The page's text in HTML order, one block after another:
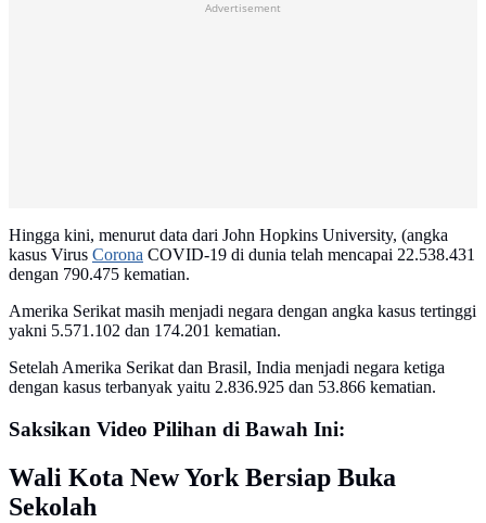
Advertisement
Hingga kini, menurut data dari John Hopkins University, (angka
kasus Virus Corona COVID-19 di dunia telah mencapai 22.538.431
dengan 790.475 kematian.
Amerika Serikat masih menjadi negara dengan angka kasus tertinggi
yakni 5.571.102 dan 174.201 kematian.
Setelah Amerika Serikat dan Brasil, India menjadi negara ketiga
dengan kasus terbanyak yaitu 2.836.925 dan 53.866 kematian.
Saksikan Video Pilihan di Bawah Ini:
Wali Kota New York Bersiap Buka
Sekolah